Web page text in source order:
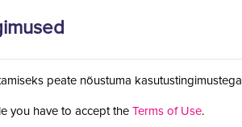
peate nõustuma
you have to accept the Terms of Use.